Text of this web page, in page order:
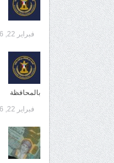
فبراير 22, 2026
بالمحافظة
فبراير 22, 2026